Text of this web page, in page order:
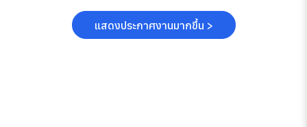
แสดงประกาศงานมากขึ้น >